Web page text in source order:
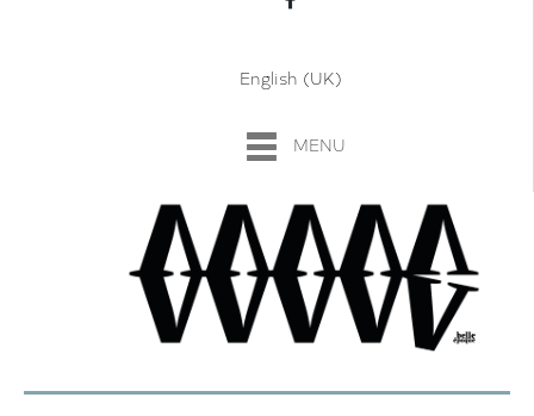
English (UK)
MENU